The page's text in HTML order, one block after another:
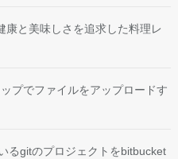
康と美味しさを追求した料理レ
プでファイルをアップロードす
るgitのプロジェクトをbitbucket